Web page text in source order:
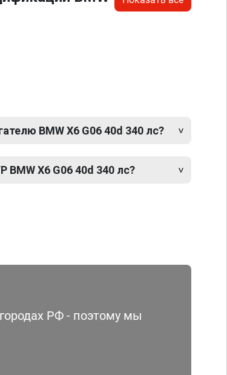
BMW X6 G06 40d 340 лс?
X6 G06 40d 340 лс?
РФ - поэтому мы